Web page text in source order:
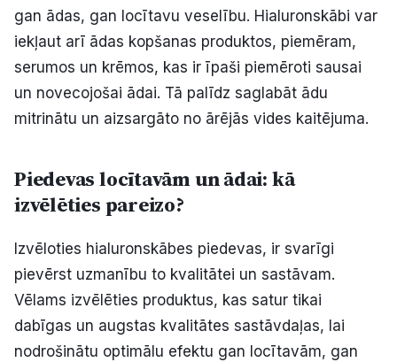
gan ādas, gan locītavu veselību. Hialuronskābi var
iekļaut arī ādas kopšanas produktos, piemēram,
serumos un krēmos, kas ir īpaši piemēroti sausai
un novecojošai ādai. Tā palīdz saglabāt ādu
mitrinātu un aizsargāto no ārējās vides kaitējuma.
Piedevas locītavām un ādai: kā
izvēlēties pareizo?
Izvēloties hialuronskābes piedevas, ir svarīgi
pievērst uzmanību to kvalitātei un sastāvam.
Vēlams izvēlēties produktus, kas satur tikai
dabīgas un augstas kvalitātes sastāvdaļas, lai
nodrošinātu optimālu efektu gan locītavām, gan